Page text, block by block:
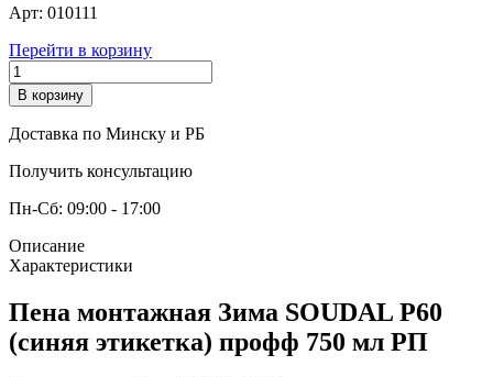
Арт: 010111
Перейти в корзину
В корзину
Доставка по Минску и РБ
Получить консультацию
Пн-Сб: 09:00 - 17:00
Описание
Характеристики
Пена монтажная Зима SOUDAL P60
(синяя этикетка) профф 750 мл РП